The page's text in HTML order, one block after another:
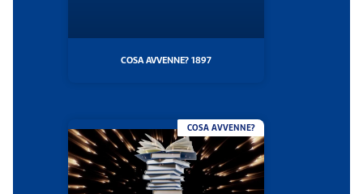
COSA AVVENNE? 1897
COSA AVVENNE?